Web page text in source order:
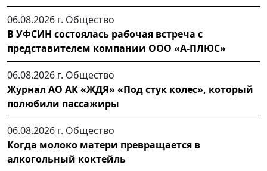
06.08.2026 г. Общество
В УФСИН состоялась рабочая встреча с
представителем компании ООО «А-ПЛЮС»
06.08.2026 г. Общество
Журнал АО АК «ЖДЯ» «Под стук колес», который
полюбили пассажиры
06.08.2026 г. Общество
Когда молоко матери превращается в
алкогольный коктейль